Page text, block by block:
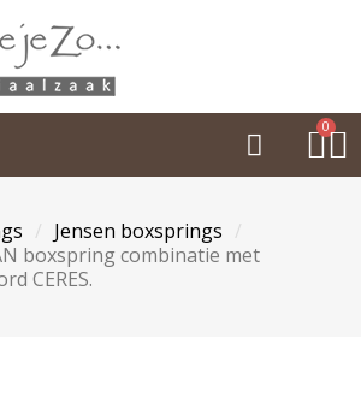
Jensen boxsprings
boxspring combinatie met
CERES.